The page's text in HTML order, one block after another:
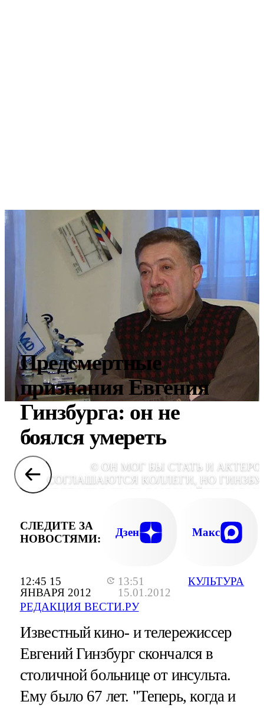
12:45 15
ЯНВАРЯ 2012
13:51
15.01.2012
РЕДАКЦИЯ ВЕСТИ.РУ
КУЛЬТУРА
Предсмертные
признания Евгения
Гинзбурга: он не
боялся умереть
© ОН МОГ БЫ СТАТЬ И
СОГЛАШАЮТСЯ КОЛЛЕГИ, НО
ПРЕДПОЧЕЛ СТАТЬ ВЫСОЧАЙШЕГО
СЛЕДИТЕ ЗА
НОВОСТЯМИ:
Дзен Макс
Известный кино- и телережиссер
Евгений Гинзбург скончался в
столичной больнице от инсульта.
Ему было 67 лет. "Теперь, когда и